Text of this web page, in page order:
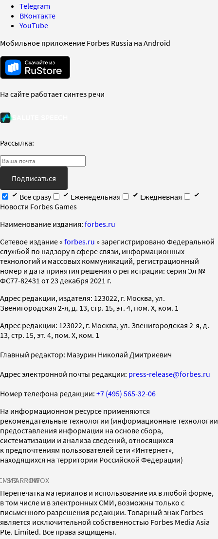
Telegram
ВКонтакте
YouTube
Мобильное приложение Forbes Russia на Android
На сайте работает синтез речи
Рассылка:
Подписаться
Все сразу
Еженедельная
Ежедневная
Новости Forbes Games
Наименование издания: forbes.ru
Cетевое издание « forbes.ru » зарегистрировано Федеральной
службой по надзору в сфере связи, информационных
технологий и массовых коммуникаций, регистрационный
номер и дата принятия решения о регистрации: серия Эл №
ФС77-82431 от 23 декабря 2021 г.
Адрес редакции, издателя: 123022, г. Москва, ул.
Звенигородская 2-я, д. 13, стр. 15, эт. 4, пом. X, ком. 1
Адрес редакции: 123022, г. Москва, ул. Звенигородская 2-я, д.
13, стр. 15, эт. 4, пом. X, ком. 1
Главный редактор: Мазурин Николай Дмитриевич
Адрес электронной почты редакции: press-release@forbes.ru
Номер телефона редакции: +7 (495) 565-32-06
На информационном ресурсе применяются
рекомендательные технологии (информационные технологии
предоставления информации на основе сбора,
систематизации и анализа сведений, относящихся
к предпочтениям пользователей сети «Интернет»,
находящихся на территории Российской Федерации)
SPARROWINFOX
Перепечатка материалов и использование их в любой форме,
в том числе и в электронных СМИ, возможны только с
письменного разрешения редакции. Товарный знак Forbes
является исключительной собственностью Forbes Media Asia
Pte. Limited. Все права защищены.